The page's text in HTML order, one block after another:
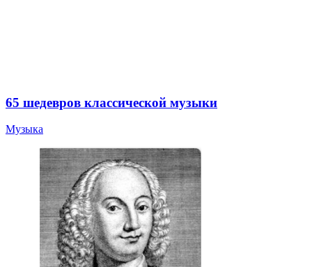
65 шедевров классической музыки
Музыка